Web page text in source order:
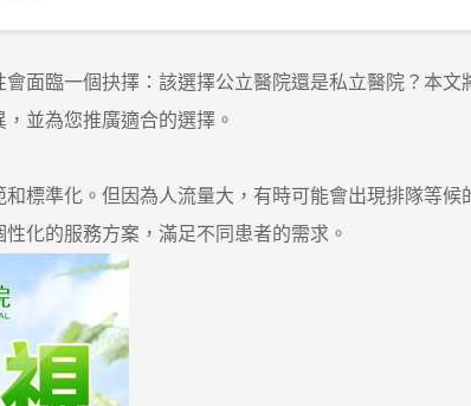
臨一個抉擇：該選擇公立醫院還是私立醫院？本文
並為您推廣適合的選擇。
準化。但因為人流量大，有時可能會出現排隊等候
化的服務方案，滿足不同患者的需求。